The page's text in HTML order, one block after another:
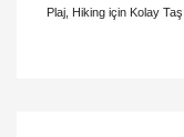
Plaj, Hiking için Kolay